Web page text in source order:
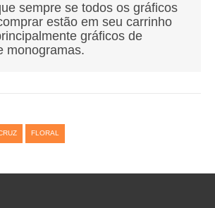
sempre se todos os gráficos
estão em seu carrinho
gráficos de
monogramas.
FLORAL